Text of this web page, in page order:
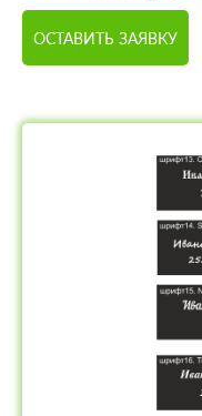
ОСТАВИТЬ ЗАЯВКУ